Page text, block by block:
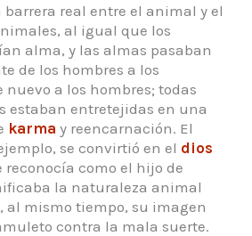
real entre el animal y el
al igual que los
alma, y las almas pasaban
de los hombres a los
nuevo a los hombres; todas
estaban entretejidas en una
karma y reencarnación. El
se convirtió en el dios
reconocía como el hijo de
la naturaleza animal
al mismo tiempo, su imagen
contra la mala suerte.